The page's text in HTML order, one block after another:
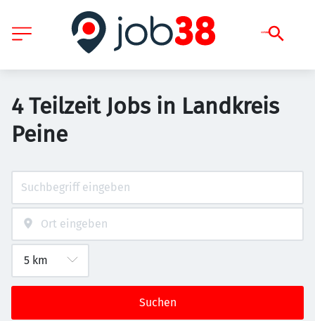
4 Teilzeit Jobs in Landkreis
Peine
Suchen